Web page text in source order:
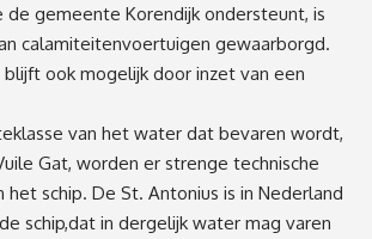
gemeente Korendijk ondersteunt, is
calamiteitenvoertuigen gewaarborgd.
ook mogelijk door inzet van een
van het water dat bevaren wordt,
Gat, worden er strenge technische
het schip. De St. Antonius is in Nederland
schip,dat in dergelijk water mag varen